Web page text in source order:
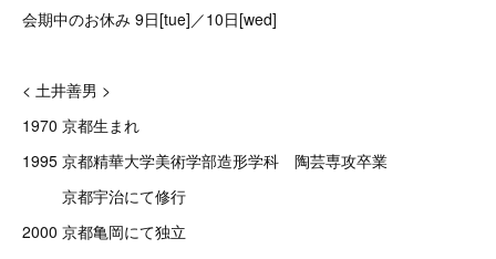
会期中のお休み 9日[tue]／10日[wed]
< 土井善男 >
1970 京都生まれ
1995 京都精華大学美術学部造形学科 陶芸専攻卒業
京都宇治にて修行
2000 京都亀岡にて独立